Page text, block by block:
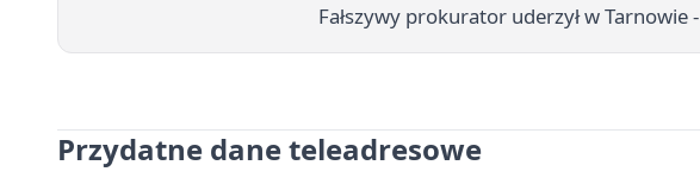
Fałszywy prokurator uderzył w Tarnowie
Przydatne dane teleadresowe